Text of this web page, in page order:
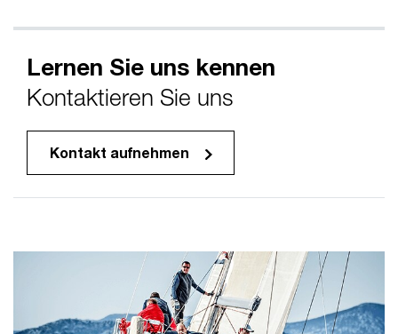
Lernen Sie uns kennen
Kontaktieren Sie uns
Kontakt aufnehmen